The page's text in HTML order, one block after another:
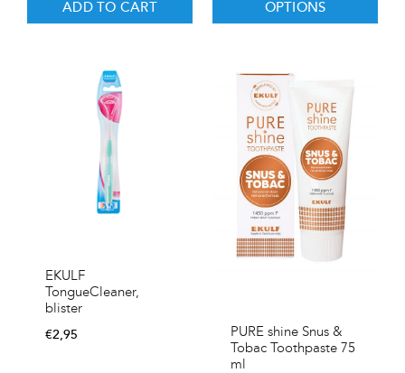
ADD TO CART OPTIONS
EKULF
TongueCleaner,
blister
€2,95
PURE shine Snus &
Tobac Toothpaste 75
ml